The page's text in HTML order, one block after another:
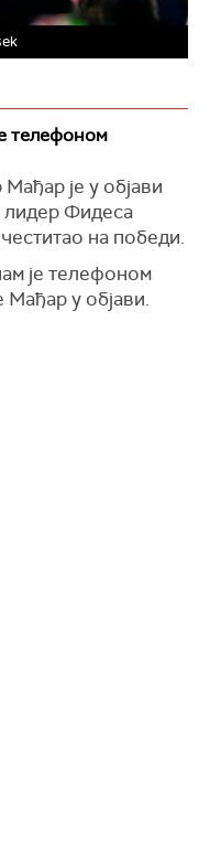
телефоном
је у објави
лидер Фидеса
на победи.
је телефоном
Мађар у објави.